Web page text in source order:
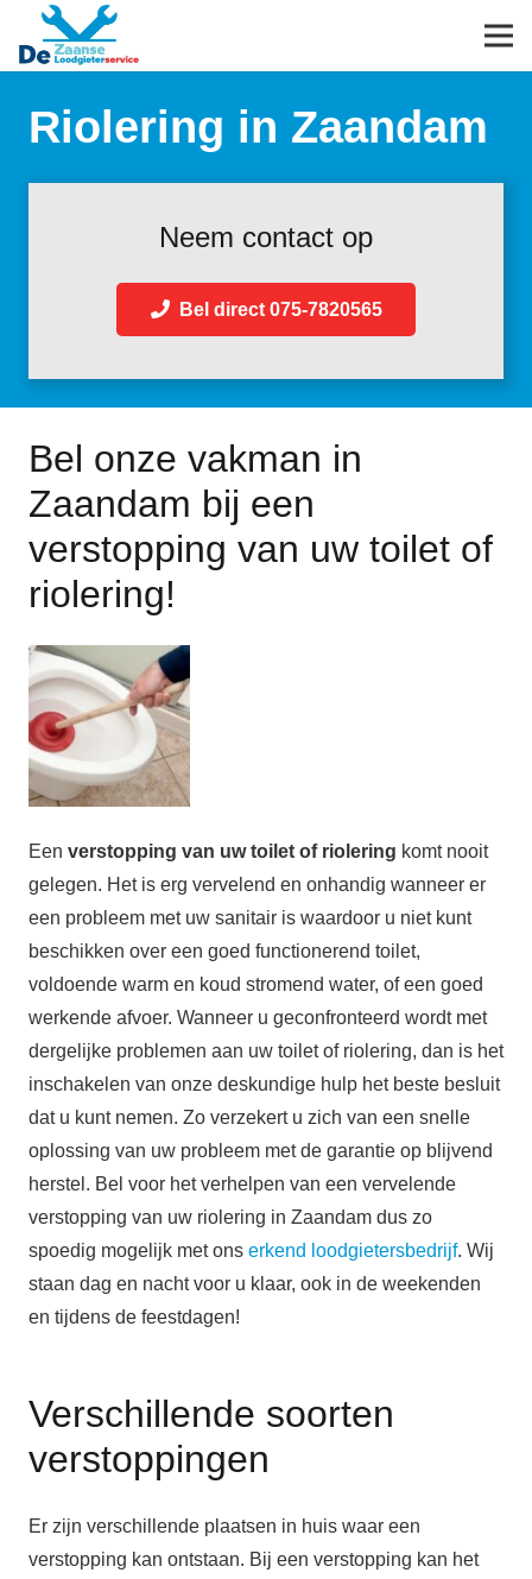
Riolering in Zaandam
Neem contact op
Bel direct 075-7820565
Bel onze vakman in
Zaandam bij een
verstopping van uw toilet of
riolering!
Een verstopping van uw toilet of riolering komt nooit
gelegen. Het is erg vervelend en onhandig wanneer er
een probleem met uw sanitair is waardoor u niet kunt
beschikken over een goed functionerend toilet,
voldoende warm en koud stromend water, of een goed
werkende afvoer. Wanneer u geconfronteerd wordt met
dergelijke problemen aan uw toilet of riolering, dan is het
inschakelen van onze deskundige hulp het beste besluit
dat u kunt nemen. Zo verzekert u zich van een snelle
oplossing van uw probleem met de garantie op blijvend
herstel. Bel voor het verhelpen van een vervelende
verstopping van uw riolering in Zaandam dus zo
spoedig mogelijk met ons erkend loodgietersbedrijf. Wij
staan dag en nacht voor u klaar, ook in de weekenden
en tijdens de feestdagen!
Verschillende soorten
verstoppingen
Er zijn verschillende plaatsen in huis waar een
verstopping kan ontstaan. Bij een verstopping kan het